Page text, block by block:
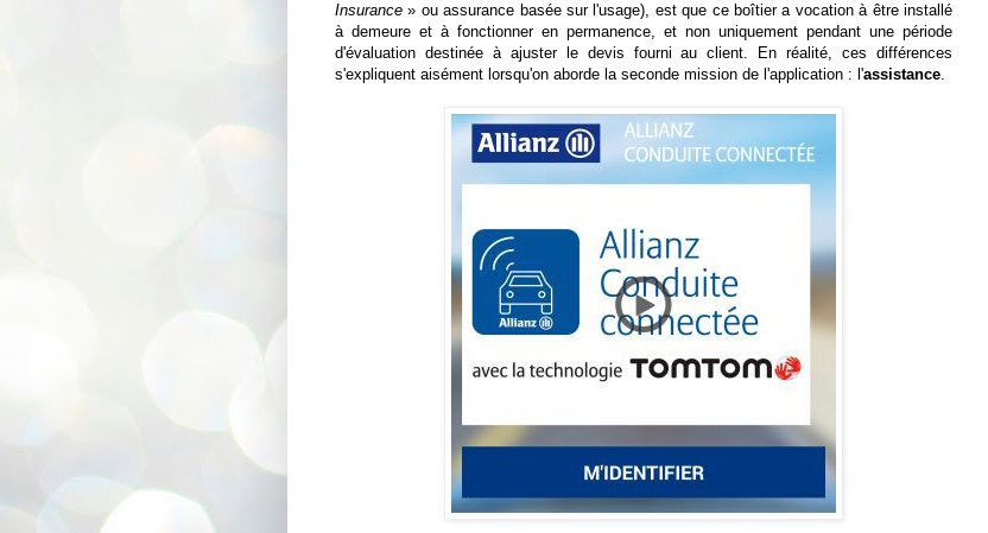
Insurance » ou assurance basée sur l'usage), est que ce boîtier a vocation à être installé
à demeure et à fonctionner en permanence, et non uniquement pendant une période
d'évaluation destinée à ajuster le devis fourni au client. En réalité, ces différences
s'expliquent aisément lorsqu'on aborde la seconde mission de l'application : l'assistance.